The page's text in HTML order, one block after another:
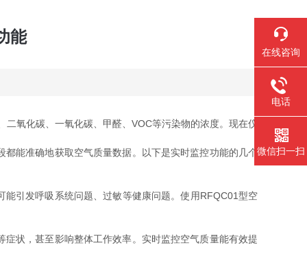
能
氧化碳、一氧化碳、甲醛、VOC等污染物的浓度。现在仪
能准确地获取空气质量数据。以下是实时监控功能的几个
引发呼吸系统问题、过敏等健康问题。使用RFQC01型空
状，甚至影响整体工作效率。实时监控空气质量能有效提
在线咨询
电话
微信扫一扫